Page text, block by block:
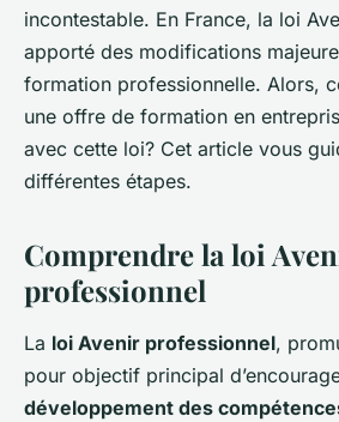
incontestable. En France, la loi
apporté des modifications
formation professionnelle. Alors,
une offre de formation en
avec cette loi? Cet article vous
différentes étapes.
Comprendre la loi
professionnel
La loi Avenir professionnel,
pour objectif principal
développement des